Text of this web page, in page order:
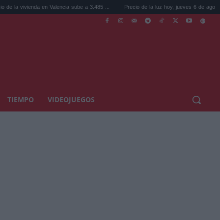
Valencia sube a 3.485 ... Precio de la luz hoy, jueves 6 de agosto: la hora ...
TIEMPO VIDEOJUEGOS